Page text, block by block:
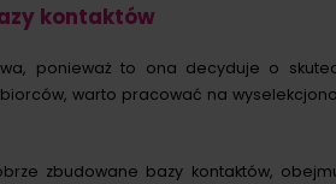
kontaktów
ponieważ to ona decyduje o
warto pracować na
zbudowane bazy kontaktów,